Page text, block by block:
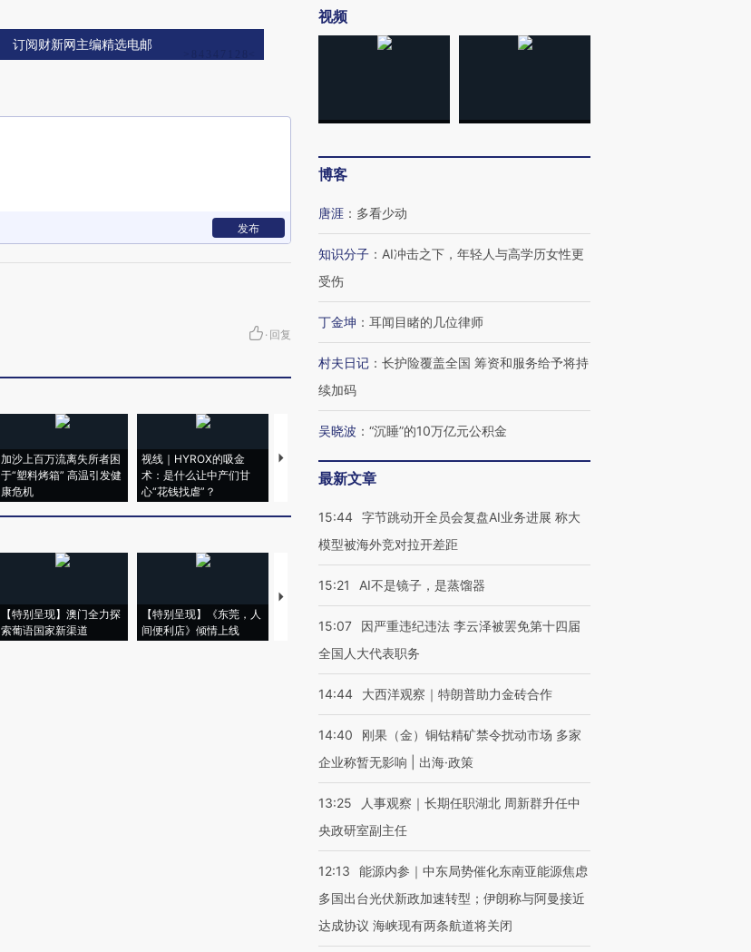
订阅财新网主编精选电邮
发布
· 回复
加沙上百万流离失所者困
于“塑料烤箱” 高温引发健
康危机
视线｜HYROX的吸金
术：是什么让中产们甘
心“花钱找虐”？
马航飞行员跨国走私7万
粒摇头丸 尿检体内含3种
视线｜被称为“蟑螂”的印
视线｜“入侵”还是“人道危
【特别呈现】澳门全力探
索葡语国家新渠道
【特别呈现】《东莞，人
间便利店》倾情上线
【推广】走进第四届链博
有意思的生活方式·第三对
住三大增长引擎是什么？
视频
博客
唐涯 ： 多看少动
知识分子 ： AI冲击之下，年轻人与高学历女性更
受伤
丁金坤 ： 耳闻目睹的几位律师
村夫日记 ： 长护险覆盖全国 筹资和服务给予将持
续加码
吴晓波 ： “沉睡”的10万亿元公积金
最新文章
15:44 字节跳动开全员会复盘AI业务进展 称大
模型被海外竞对拉开差距
15:21 AI不是镜子，是蒸馏器
15:07
因严重违纪违法 李云泽被罢免第十四届
全国人大代表职务
14:44 大西洋观察｜特朗普助力金砖合作
14:40
刚果（金）铜钴精矿禁令扰动市场 多家
企业称暂无影响 | 出海·政策
13:25
人事观察｜长期任职湖北 周新群升任中
央政研室副主任
12:13
能源内参｜中东局势催化东南亚能源焦虑
多国出台光伏新政加速转型；伊朗称与阿曼接近
达成协议 海峡现有两条航道将关闭